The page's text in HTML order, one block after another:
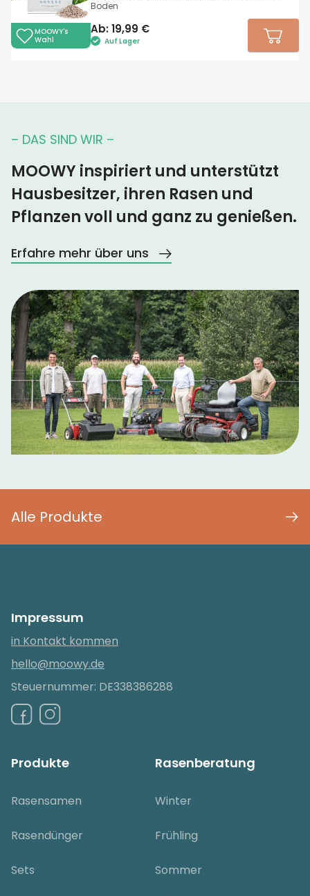
MOOWY's
Wahl
Boden
Ab: 19,99 €
Auf Lager
– DAS SIND WIR –
MOOWY inspiriert und unterstützt
Hausbesitzer, ihren Rasen und
Pflanzen voll und ganz zu genießen.
Erfahre mehr über uns
Alle Produkte
Impressum
in Kontakt kommen
hello@moowy.de
Steuernummer: DE338386288
Produkte
Rasensamen
Rasendünger
Sets
Rasenberatung
Winter
Frühling
Sommer